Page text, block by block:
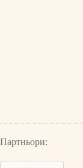
Партньори: